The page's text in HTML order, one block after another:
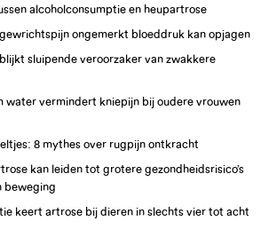
alcoholconsumptie en heupartrose
ongemerkt bloeddruk kan opjagen
sluipende veroorzaker van zwakkere
water vermindert kniepijn bij oudere vrouwen
8 mythes over rugpijn ontkracht
kan leiden tot grotere gezondheidsrisico’s
beweging
keert artrose bij dieren in slechts vier tot acht